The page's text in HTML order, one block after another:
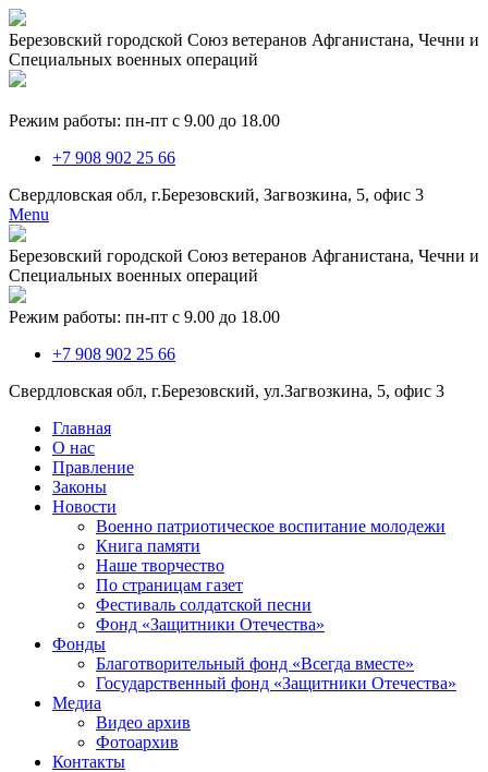
Березовский городской Союз ветеранов Афганистана, Чечни и
Специальных военных операций
Режим работы: пн-пт с 9.00 до 18.00
+7 908 902 25 66
Свердловская обл, г.Березовский, Загвозкина, 5, офис 3
Menu
Березовский городской Союз ветеранов Афганистана, Чечни и
Специальных военных операций
Режим работы: пн-пт с 9.00 до 18.00
+7 908 902 25 66
Свердловская обл, г.Березовский, ул.Загвозкина, 5, офис 3
Главная
О нас
Правление
Законы
Новости
Военно патриотическое воспитание молодежи
Книга памяти
Наше творчество
По страницам газет
Фестиваль солдатской песни
Фонд «Защитники Отечества»
Фонды
Благотворительный фонд «Всегда вместе»
Государственный фонд «Защитники Отечества»
Медиа
Видео архив
Фотоархив
Контакты